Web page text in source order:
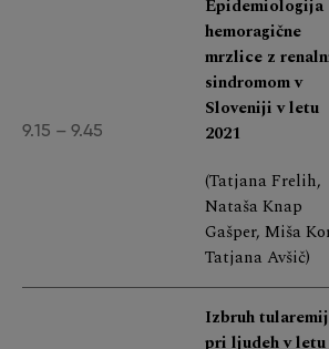
9.15 – 9.45
Epidemiologija
hemoragične
mrzlice z
sindromom v
Sloveniji v letu
2021
(Tatjana Frelih,
Nataša Knap
Gašper, Miša
Tatjana Avšič)
Izbruh
pri ljudeh v letu